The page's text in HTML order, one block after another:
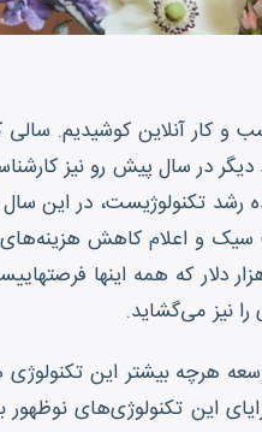
و کار آنلاین کوشیدیم.
در سال پیش رو نیز
رشد تکنولوژیست، در این
شدن جایگاه رمز ارزها و رسیدن بیتکوین به
نیز می‌گشاید.
بیشتر این تکنولوژی
این تکنولوژی‌های